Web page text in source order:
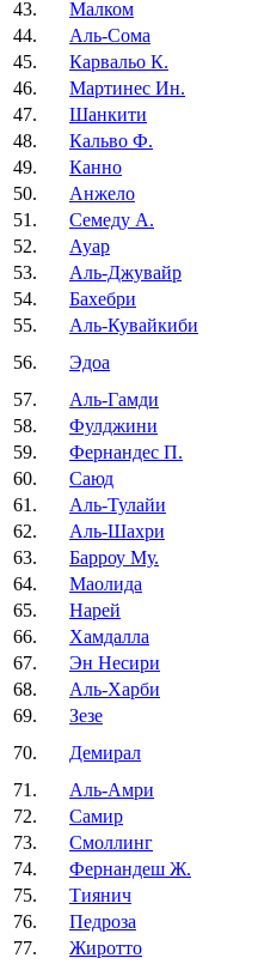
43.
Малком
44.
Аль-Сома
45.
Карвальо К.
46.
Мартинес Ин.
47.
Шанкити
48.
Кальво Ф.
49.
Канно
50.
Анжело
51.
Семеду А.
52.
Ауар
53.
Аль-Джувайр
54.
Бахебри
55.
Аль-Кувайкиби
56.
Эдоа
57.
Аль-Гамди
58.
Фулджини
59.
Фернандес П.
60.
Саюд
61.
Аль-Тулайи
62.
Аль-Шахри
63.
Барроу Му.
64.
Маолида
65.
Нарей
66.
Хамдалла
67.
Эн Несири
68.
Аль-Харби
69.
Зезе
70.
Демирал
71.
Аль-Амри
72.
Самир
73.
Смоллинг
74.
Фернандеш Ж.
75.
Тиянич
76.
Педроза
77.
Жиротто